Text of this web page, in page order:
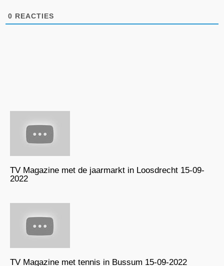
0 REACTIES
TV Magazine met de jaarmarkt in Loosdrecht 15-09-
2022
TV Magazine met tennis in Bussum 15-09-2022